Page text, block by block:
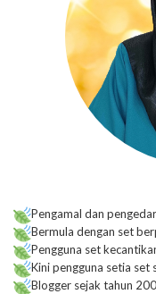
Pengamal dan
Bermula dengan set
Pengguna set
Kini pengguna setia set
Blogger sejak tahun